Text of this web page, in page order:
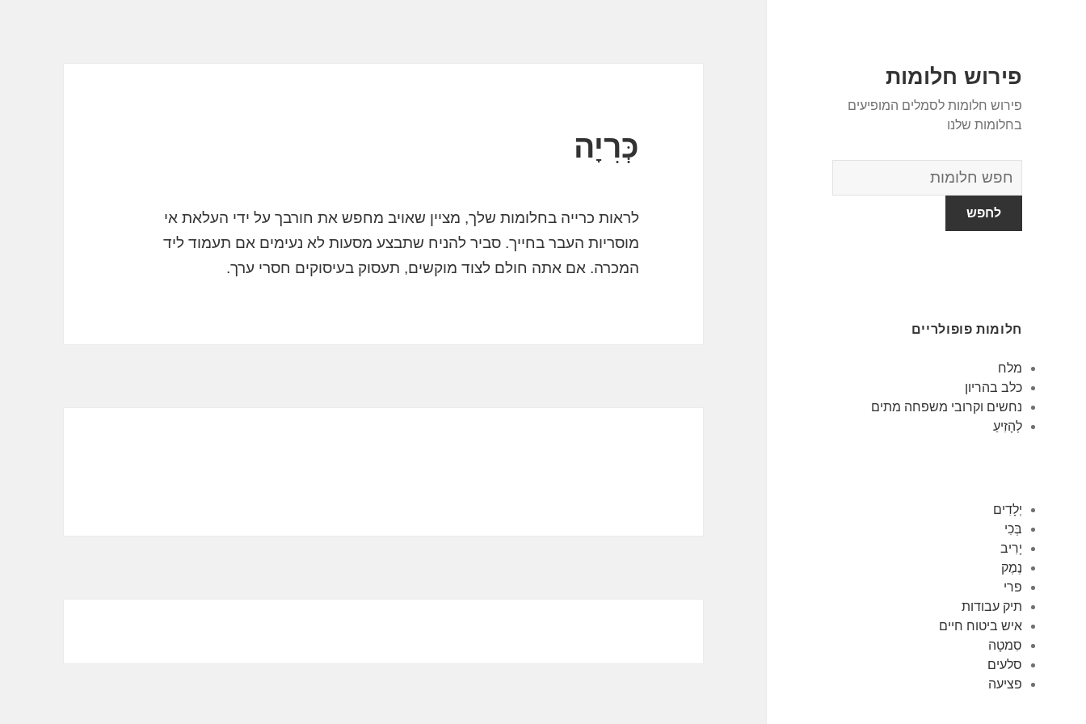
פירוש חלומות
פירוש חלומות לסמלים המופיעים
בחלומות שלנו
מילון
החלומות
חלומות פופולריים
מלח
כלב בהריון
נחשים וקרובי משפחה מתים
לְהָזִיעַ
יְלָדִים
בְּכִי
יָרִיב
נֶמֶק
פרי
תיק עבודות
איש ביטוח חיים
סִמטָה
סלעים
פציעה
כְּרִיָה
לראות כרייה בחלומות שלך, מציין שאויב מחפש את חורבך על ידי העלאת אי
מוסריות העבר בחייך. סביר להניח שתבצע מסעות לא נעימים אם תעמוד ליד
המכרה. אם אתה חולם לצוד מוקשים, תעסוק בעיסוקים חסרי ערך.